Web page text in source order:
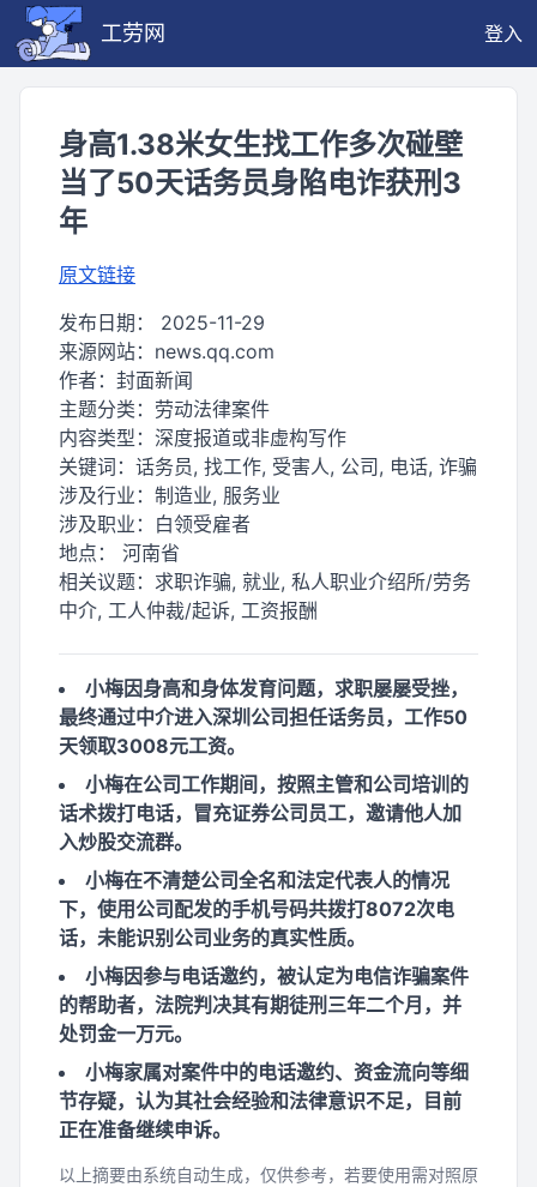
工劳网 登入
身高1.38米女生找工作多次碰壁
当了50天话务员身陷电诈获刑3
年
原文链接
发布日期： 2025-11-29
来源网站： news.qq.com
作者： 封面新闻
主题分类： 劳动法律案件
内容类型： 深度报道或非虚构写作
关键词： 话务员, 找工作, 受害人, 公司, 电话, 诈骗
涉及行业： 制造业, 服务业
涉及职业： 白领受雇者
地点： 河南省
相关议题： 求职诈骗, 就业, 私人职业介绍所/劳务
中介, 工人仲裁/起诉, 工资报酬
小梅因身高和身体发育问题，求职屡屡受挫，
最终通过中介进入深圳公司担任话务员，工作50
天领取3008元工资。
小梅在公司工作期间，按照主管和公司培训的
话术拨打电话，冒充证券公司员工，邀请他人加
入炒股交流群。
小梅在不清楚公司全名和法定代表人的情况
下，使用公司配发的手机号码共拨打8072次电
话，未能识别公司业务的真实性质。
小梅因参与电话邀约，被认定为电信诈骗案件
的帮助者，法院判决其有期徒刑三年二个月，并
处罚金一万元。
小梅家属对案件中的电话邀约、资金流向等细
节存疑，认为其社会经验和法律意识不足，目前
正在准备继续申诉。
以上摘要由系统自动生成，仅供参考，若要使用需对照原